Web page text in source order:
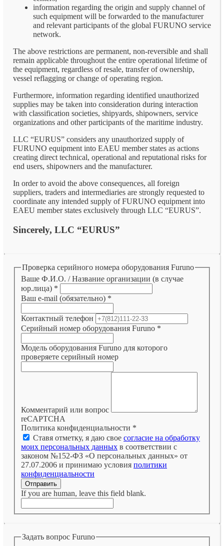
information regarding the origin and supply channel of
such equipment will be forwarded to the manufacturer
and relevant participants of the global FURUNO service
network.
The above restrictions are permanent, non-reversible and shall
remain applicable throughout the entire operational lifetime of
the equipment, regardless of resale, transfer of ownership,
vessel reflagging or change of operating region.
Furthermore, information regarding identified unauthorized
supplies may be taken into consideration during interaction
with classification societies, shipyards, shipowners, service
organizations and other participants of the maritime industry.
LLC “EURUS” considers any unauthorized supply of
FURUNO equipment into EAEU member states as actions
creating direct technical, operational and reputational risks for
end users, shipowners and the manufacturer.
In order to avoid the above consequences, all foreign
suppliers, traders and intermediaries are strongly requested to
coordinate any intended supply of FURUNO equipment into
EAEU member states exclusively through LLC “EURUS”.
Sincerely, LLC “EURUS”
Проверка серийного номера оборудования Furuno
Ваше Ф.И.О. / Название организации (в случае
юр.лица) *
Ваш e-mail (обязательно) *
Контактный телефон
Серийный номер оборудования Furuno *
Модель оборудования Furuno для которого
проверяете серийный номер
Комментарий или вопрос
reCAPTCHA
Политика конфиденциальности *
Ставя отметку, я даю свое согласие на обработку
моих персональных данных в соответствии с
законом №152-ФЗ «О персональных данных» от
27.07.2006 и принимаю условия политики
конфиденциальности
Отправить
If you are human, leave this field blank.
Задать вопрос Furuno